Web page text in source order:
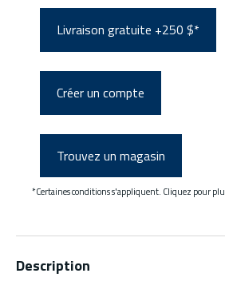
Livraison gratuite +250 $*
Créer un compte
Trouvez un magasin
*Certaines conditions s'appliquent. Cliquez pour
Description